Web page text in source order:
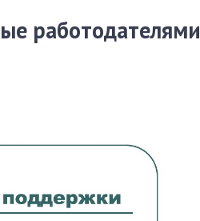
работодателями